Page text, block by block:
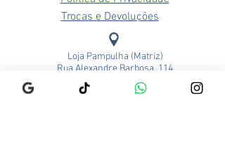
Trocas e Devoluções
Loja Pampulha (Matriz)
Rua Alexandre Barbosa, 114
Bairro São José
CEP: 31275-140